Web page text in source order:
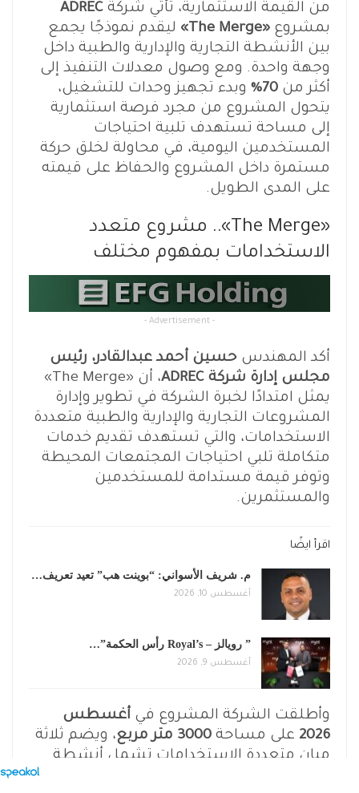
من القيمة الاستثمارية، تأتي شركة ADREC
بمشروع «The Merge»
ليقدم نموذجًا يجمع
بين الأنشطة التجارية والإدارية والطبية داخل
وجهة واحدة. ومع وصول معدلات التنفيذ إلى
أكثر من 70%
وبدء تجهيز وحدات للتشغيل،
يتحول المشروع من مجرد فرصة استثمارية
إلى مساحة تستهدف تلبية احتياجات
المستخدمين اليومية، في محاولة لخلق حركة
مستمرة داخل المشروع والحفاظ على قيمته
على المدى الطويل.
«The Merge».. مشروع متعدد
الاستخدامات بمفهوم مختلف
- Advertisement -
أكد المهندس حسين أحمد عبدالقادر، رئيس
مجلس إدارة شركة ADREC
، أن «The Merge»
يمثل امتدادًا لخبرة الشركة في تطوير وإدارة
المشروعات التجارية والإدارية والطبية متعددة
الاستخدامات، والتي تستهدف تقديم خدمات
متكاملة تلبي احتياجات المجتمعات المحيطة
وتوفر قيمة مستدامة للمستخدمين
والمستثمرين.
اقرأ ايضًا
م. شريف الأسواني: “بوينت هب” تعيد تعريف…
أغسطس 10, 2026
” رويالز – Royal’s رأس الحكمة”…
أغسطس 9, 2026
وأطلقت الشركة المشروع في أغسطس
2026 على مساحة 3000 متر مربع
، ويضم ثلاثة
مبانٍ متعددة الاستخدامات تشمل أنشطة